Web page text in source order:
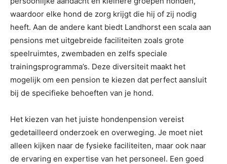
waardoor elke hond de zorg krijgt die hij of zij nodig
heeft. Aan de andere kant biedt Landhorst een scala aan
pensions met uitgebreide faciliteiten zoals grote
speelruimtes, zwembaden en zelfs speciale
trainingsprogramma’s. Deze diversiteit maakt het
mogelijk om een pension te kiezen dat perfect aansluit
bij de specifieke behoeften van je hond.
Het kiezen van het juiste hondenpension vereist
gedetailleerd onderzoek en overweging. Je moet niet
alleen kijken naar de fysieke faciliteiten, maar ook naar
de ervaring en expertise van het personeel. Een goed